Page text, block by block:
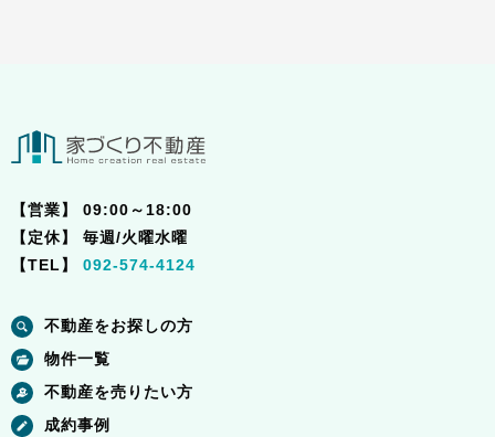
【営業】
09:00～18:00
【定休】
毎週/火曜水曜
【TEL】
092-574-4124
不動産をお探しの方
物件一覧
不動産を売りたい方
成約事例